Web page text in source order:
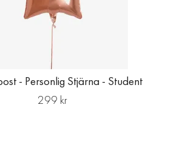
- Personlig Stjärna - Student
299 kr